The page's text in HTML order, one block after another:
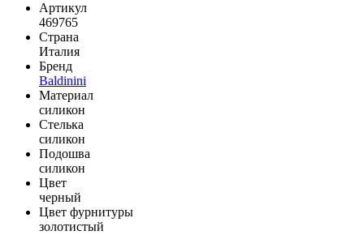
Артикул
469765
Страна
Италия
Бренд
Baldinini
Материал
силикон
Стелька
силикон
Подошва
силикон
Цвет
черный
Цвет фурнитуры
золотистый